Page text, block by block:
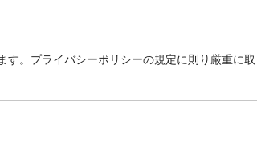
。プライバシーポリシーの規定に則り厳重に取